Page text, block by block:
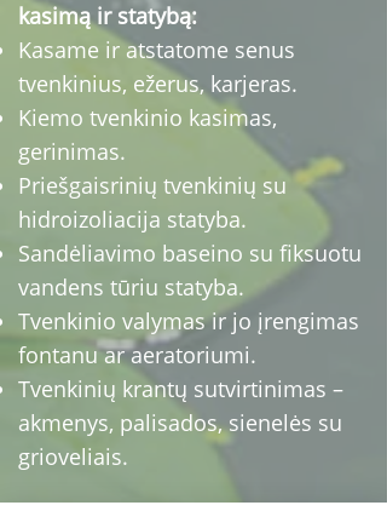
kasimą ir statybą:
Kasame ir atstatome senus
tvenkinius, ežerus, karjeras.
Kiemo tvenkinio kasimas,
gerinimas.
Priešgaisrinių tvenkinių su
hidroizoliacija statyba.
Sandėliavimo baseino su fiksuotu
vandens tūriu statyba.
Tvenkinio valymas ir jo įrengimas
fontanu ar aeratoriumi.
Tvenkinių krantų sutvirtinimas –
akmenys, palisados, sienelės su
grioveliais.